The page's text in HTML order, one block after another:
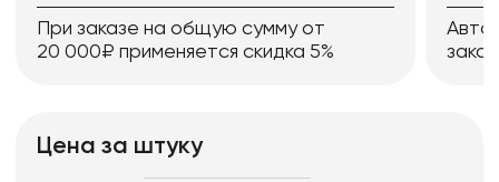
При заказе на общую сумму от
20 000₽ применяется скидка 5%
Цена за штуку